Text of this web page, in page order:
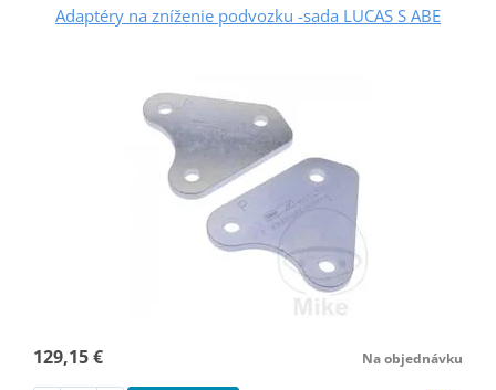
Adaptéry na zníženie podvozku -sada LUCAS S ABE
129,15 € Na objednávku